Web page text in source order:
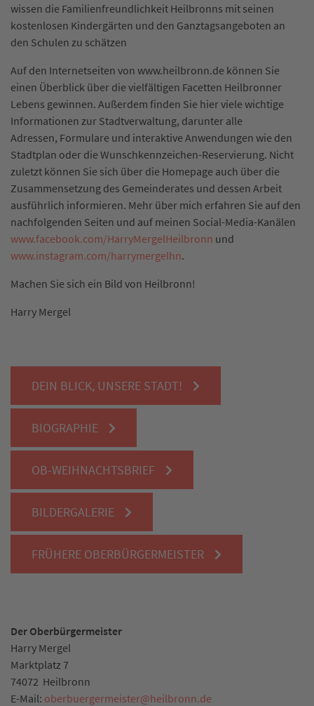
wissen die Familienfreundlichkeit Heilbronns mit seinen
kostenlosen Kindergärten und den Ganztagsangeboten an
den Schulen zu schätzen
Auf den Internetseiten von www.heilbronn.de können Sie
einen Überblick über die vielfältigen Facetten Heilbronner
Lebens gewinnen. Außerdem finden Sie hier viele wichtige
Informationen zur Stadtverwaltung, darunter alle
Adressen, Formulare und interaktive Anwendungen wie den
Stadtplan oder die Wunschkennzeichen-Reservierung. Nicht
zuletzt können Sie sich über die Homepage auch über die
Zusammensetzung des Gemeinderates und dessen Arbeit
ausführlich informieren. Mehr über mich erfahren Sie auf den
nachfolgenden Seiten und auf meinen Social-Media-Kanälen
www.facebook.com/HarryMergelHeilbronn und
www.instagram.com/harrymergelhn.
Machen Sie sich ein Bild von Heilbronn!
Harry Mergel
DEIN BLICK, UNSERE STADT!
BIOGRAPHIE
OB-WEIHNACHTSBRIEF
BILDERGALERIE
FRÜHERE OBERBÜRGERMEISTER
Der Oberbürgermeister
Harry Mergel
Marktplatz 7
74072 Heilbronn
E-Mail: oberbuergermeister@heilbronn.de